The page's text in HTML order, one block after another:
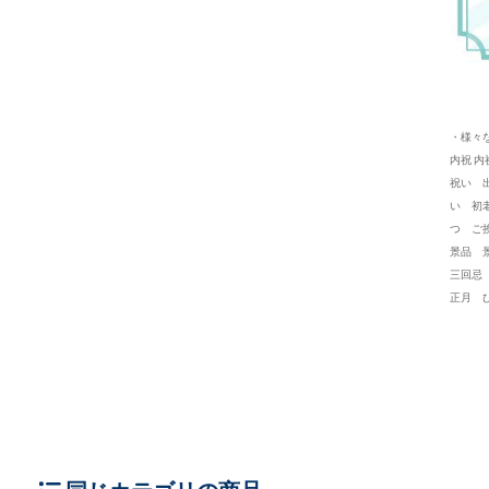
・様々
内祝
祝い
い 初
つ ご
景品
三回
正月